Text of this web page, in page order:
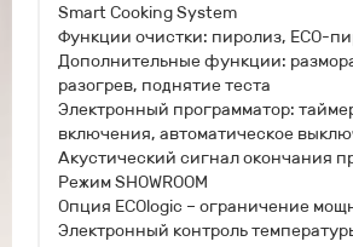
Smart Cooking System
Функции очистки: пиролиз, ЕСО-
Дополнительные функции:
разогрев, поднятие теста
Электронный программатор:
включения, автоматическое
Акустический сигнал окончания
Режим SHOWROOM
Опция ECOlogic – ограничение
Электронный контроль